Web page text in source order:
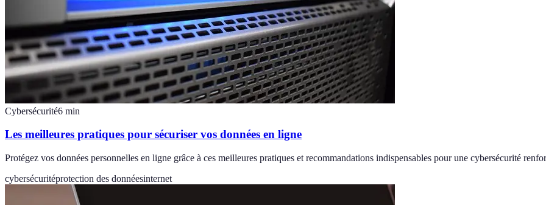
Cybersécurité6 min
Les meilleures pratiques pour sécuriser vos données en ligne
Protégez vos données personnelles en ligne grâce à ces meilleures pratiques et recommandations indispensables pour une cybersécurité
cybersécuritéprotection des donnéesinternet